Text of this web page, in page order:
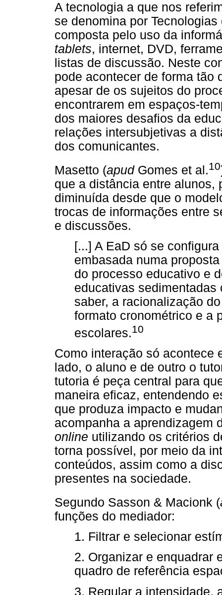
A tecnologia a que nos
se denomina por
composta pelo uso da
tablets, internet, DVD,
listas de discussão. Neste
pode acontecer de forma tão
apesar de os sujeitos do
encontrarem em espaços-
dos maiores desafios da
relações intersubjetivas a
dos comunicantes.
Masetto (apudGomes et al.10
que a distância entre alunos,
diminuída desde que o
trocas de informações entre
e discussões.
[...] A EaD só se
embasada numa
do processo educativo e
educativas
saber, a racionalização
formato cronométrico e a
escolares.10
Como interação só acontece
lado, o aluno e de outro o
tutoria é peça central para
maneira eficaz, entendendo
que produza impacto e
acompanha a aprendizagem
online utilizando os critérios
torna possível, por meio da
conteúdos, assim como a
presentes na sociedade.
Segundo Sasson & Macionk (
funções do mediador:
1. Filtrar e selecionar
2. Organizar e enquadrar
quadro de referência
3. Regular a intensidade,